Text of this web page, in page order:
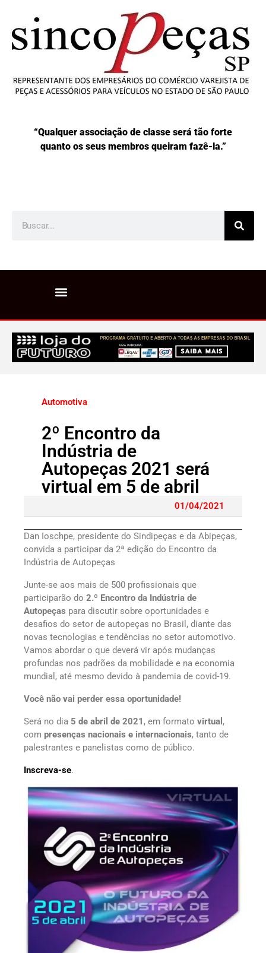
“Qualquer associação de classe será tão forte
quanto os seus membros queiram fazê-la.”
Automotiva
2º Encontro da
Indústria de
Autopeças 2021 será
virtual em 5 de abril
01/04/2021
Dan Ioschpe, presidente do Sindipeças e da Abipeças,
convida a participar da 2ª edição do Encontro da
Indústria de Autopeças
Junte-se aos mais de 500 profissionais que
participarão do 2.º Encontro da Indústria de
Autopeças para discutir sobre oportunidades e
desafios do setor de autopeças no Brasil, diante das
novas tecnologias e tendências no setor automotivo.
Vamos abordar o que deverá vir após mudanças
profundas nos padrões da mobilidade e na economia
mundial, até mesmo devido à pandemia de covid-19.
Você não vai perder essa oportunidade!
Será no dia 5 de abril de 2021 , em formato virtual ,
com presenças nacionais e internacionais, tanto de
palestrantes e panelistas como de público.
Inscreva-se.